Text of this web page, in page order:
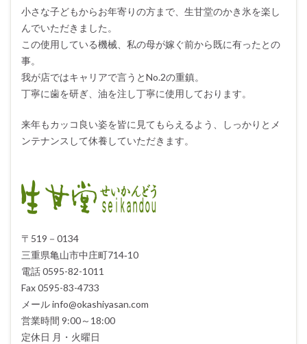
小さな子どもからお年寄りの方まで、生甘堂のかき氷を楽し
んでいただきました。
この使用している機械、私の母が嫁ぐ前から既に有ったとの
事。
我が店ではキャリアで言うとNo.2の重鎮。
丁寧に歯を研ぎ、油を注し丁寧に使用しております。
来年もカッコ良い姿を皆に見てもらえるよう、しっかりとメ
ンテナンスして休養していただきます。
〒519－0134
三重県亀山市中庄町714‐10
電話 0595-82-1011
Fax 0595-83-4733
メール info@okashiyasan.com
営業時間 9:00～18:00
定休日 月・火曜日